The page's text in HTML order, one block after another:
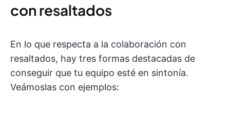
con resaltados
En lo que respecta a la colaboración con
resaltados, hay tres formas destacadas de
conseguir que tu equipo esté en sintonía.
Veámoslas con ejemplos: